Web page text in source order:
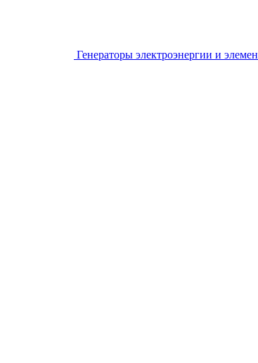
Генераторы электроэнергии и